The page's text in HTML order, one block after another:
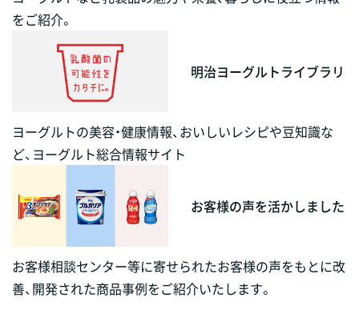
をご紹介。
明治ヨーグルトライブラリ
ヨーグルトの美容・健康情報、おいしいレシピや豆知識な
ど、ヨーグルト総合情報サイト
お客様の声を活かしました
お客様相談センター等に寄せられたお客様の声をもとに改
善、開発された商品事例をご紹介いたします。